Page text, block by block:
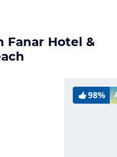
Fanar Hotel &
98%